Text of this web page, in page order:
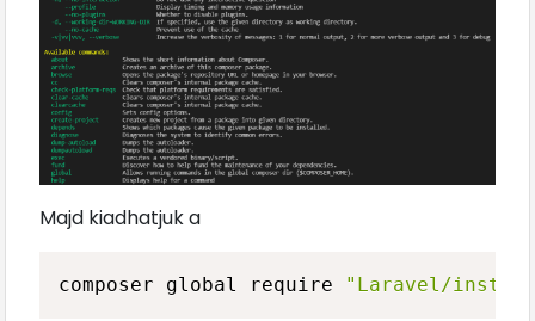
Majd kiadhatjuk a
composer global require "Laravel/